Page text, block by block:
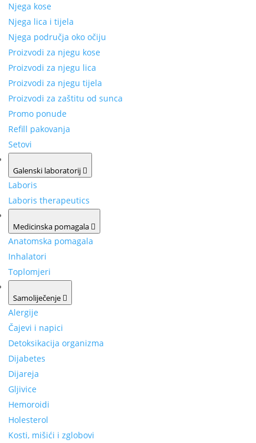
Njega kose
Njega lica i tijela
Njega područja oko očiju
Proizvodi za njegu kose
Proizvodi za njegu lica
Proizvodi za njegu tijela
Proizvodi za zaštitu od sunca
Promo ponude
Refill pakovanja
Setovi
Galenski laboratorij
Laboris
Laboris therapeutics
Medicinska pomagala
Anatomska pomagala
Inhalatori
Toplomjeri
Samoliječenje
Alergije
Čajevi i napici
Detoksikacija organizma
Dijabetes
Dijareja
Gljivice
Hemoroidi
Holesterol
Kosti, mišići i zglobovi